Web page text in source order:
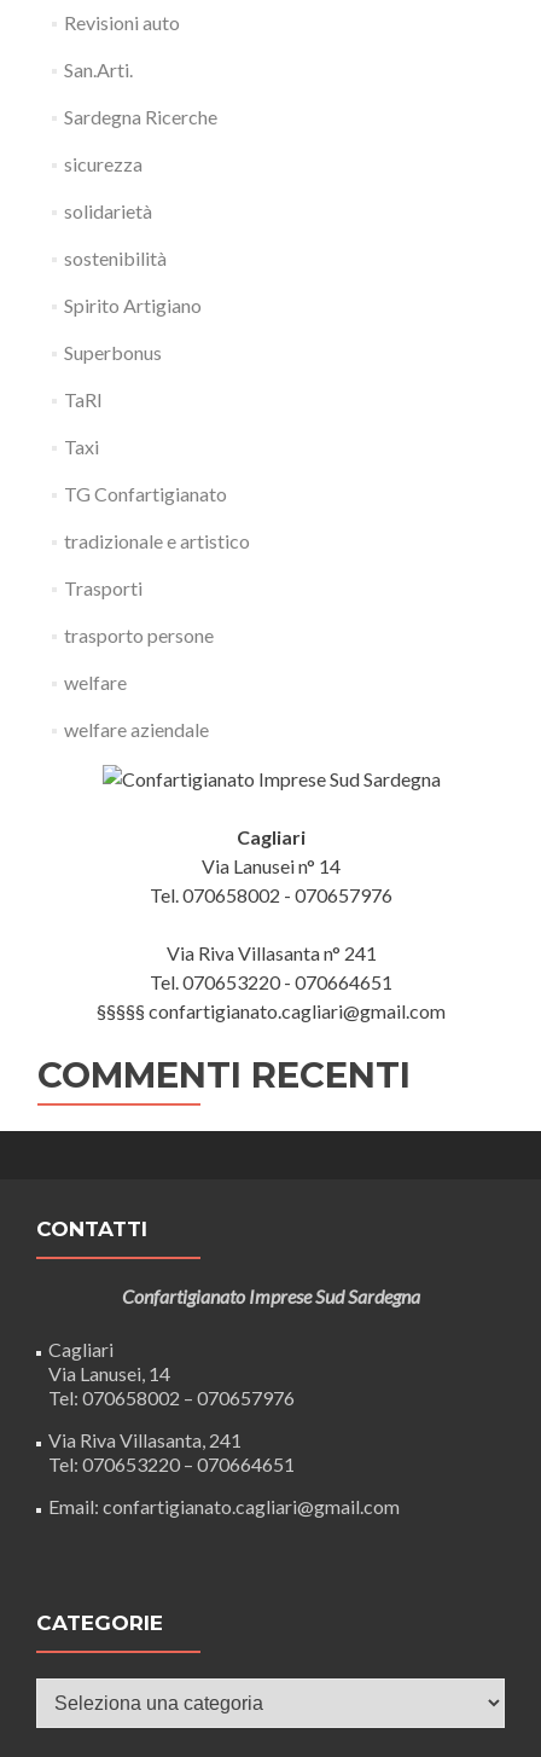
Revisioni auto
San.Arti.
Sardegna Ricerche
sicurezza
solidarietà
sostenibilità
Spirito Artigiano
Superbonus
TaRI
Taxi
TG Confartigianato
tradizionale e artistico
Trasporti
trasporto persone
welfare
welfare aziendale
Cagliari
Via Lanusei n° 14
Tel. 070658002 - 070657976
Via Riva Villasanta n° 241
Tel. 070653220 - 070664651
§§§§§ confartigianato.cagliari@gmail.com
COMMENTI RECENTI
CONTATTI
Confartigianato Imprese Sud Sardegna
Cagliari
Via Lanusei, 14
Tel: 070658002 – 070657976
Via Riva Villasanta, 241
Tel: 070653220 – 070664651
Email: confartigianato.cagliari@gmail.com
CATEGORIE